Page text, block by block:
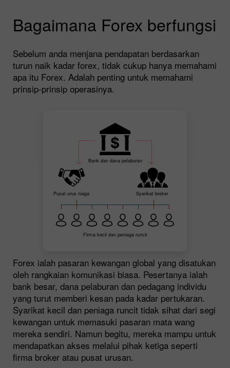
Bagaimana Forex berfungsi
Sebelum anda menjana pendapatan berdasarkan
turun naik kadar forex, tidak cukup hanya memahami
apa itu Forex. Adalah penting untuk memahami
prinsip-prinsip operasinya.
Bank dan dana pelaburan
Pusat urus niaga Syarikat broker
Firma kecil dan peniaga runcit
Forex ialah pasaran kewangan global yang disatukan
oleh rangkaian komunikasi biasa. Pesertanya ialah
bank besar, dana pelaburan dan pedagang individu
yang turut memberi kesan pada kadar pertukaran.
Syarikat kecil dan peniaga runcit tidak sihat dari segi
kewangan untuk memasuki pasaran mata wang
mereka sendiri. Namun begitu, mereka mampu untuk
mendapatkan akses melalui pihak ketiga seperti
firma broker atau pusat urusan.